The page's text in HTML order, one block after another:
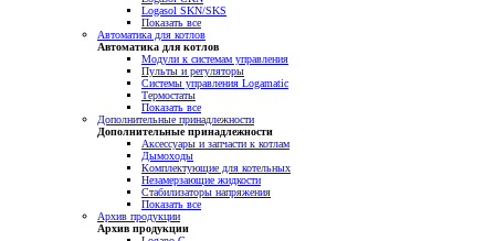
Logasol SKN/SKS
Показать все
Автоматика для котлов
Автоматика для котлов
Модули к системам управления
Пульты и регуляторы
Системы управления Logamatic
Термостаты
Показать все
Дополнительные принадлежности
Дополнительные принадлежности
Аксессуары и запчасти к котлам
Дымоходы
Комплектующие для котельных
Незамерзающие жидкости
Стабилизаторы напряжения
Показать все
Архив продукции
Архив продукции